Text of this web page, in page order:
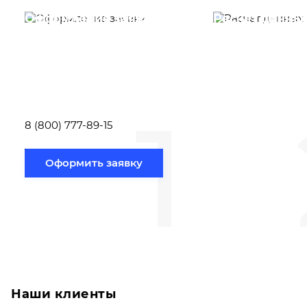
1
Оформление заявки
8 (800) 777-89-15
Оформить заявку
Расчет
Наши клиенты